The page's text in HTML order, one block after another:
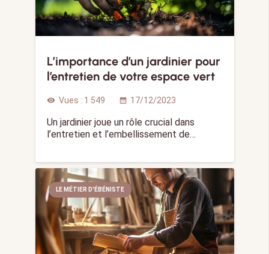
L’importance d’un jardinier pour
l’entretien de votre espace vert
visibility Vues : 1 549 calendar_month 17/12/2023
Un jardinier joue un rôle crucial dans
l’entretien et l’embellissement de…
LE MÉTIER D'ÉBÉNISTE